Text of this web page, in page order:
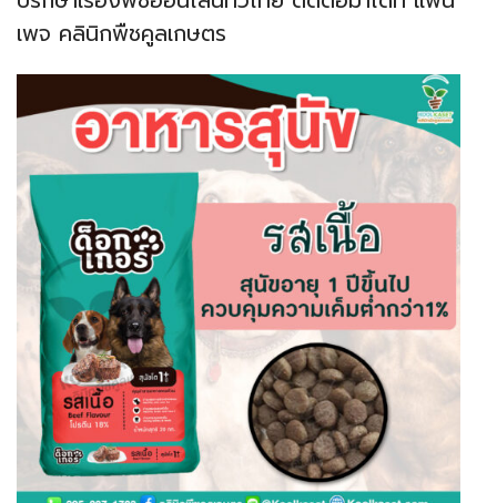
เพจ คลินิกพืชคูลเกษตร